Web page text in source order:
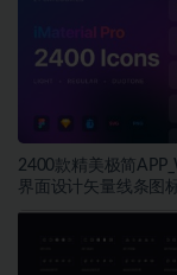
2400款精美极简
界面设计矢量线条图
Figma_Sketch_PNG